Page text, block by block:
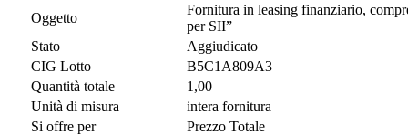
Oggetto
Fornitura in leasing finanziario,
per SII”
Stato
Aggiudicato
CIG Lotto
B5C1A809A3
Quantità totale
1,00
Unità di misura
intera fornitura
Si offre per
Prezzo Totale